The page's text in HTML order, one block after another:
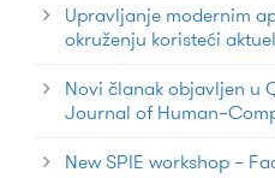
Upravljanje modernim
okruženju koristeći
Novi članak objavljen u
Journal of
New SPIE workshop –